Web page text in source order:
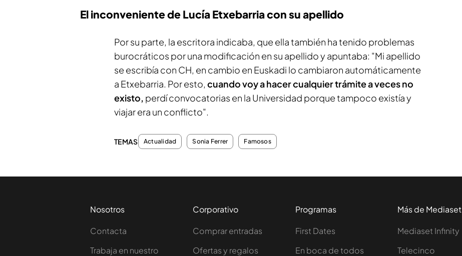
El inconveniente de Lucía Etxebarria con su apellido
Por su parte, la escritora indicaba, que ella también ha tenido problemas
burocráticos por una modificación en su apellido y apuntaba: "Mi apellido
se escribía con CH, en cambio en Euskadi lo cambiaron automáticamente
a Etxebarria. Por esto, cuando voy a hacer cualquier trámite a veces no
existo, perdí convocatorias en la Universidad porque tampoco existía y
viajar era un conflicto".
TEMAS Actualidad Sonia Ferrer Famosos
Nosotros
Contacta
Trabaja en nuestro
Corporativo
Comprar entradas
Ofertas y regalos
Programas
First Dates
En boca de todos
Más de Mediaset
Mediaset Infinity
Telecinco